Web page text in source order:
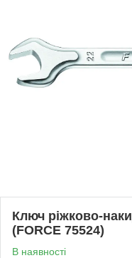
Ключ ріжково-
(FORCE 75524)
В наявності